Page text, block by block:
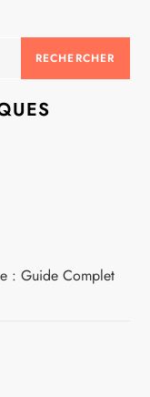
: Guide Complet